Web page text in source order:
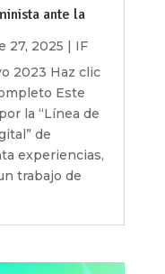
ante la
27, 2025 | IF
2023 Haz clic
Este
la “Línea de
de
experiencias,
trabajo de